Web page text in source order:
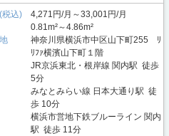
税込)
4,271円/月～33,001円/月
0.81m²～4.86m²
神奈川県横浜市中区山下町255 ﾘ
ﾘﾌｧ横濱山下町１階
JR京浜東北・根岸線 関内駅 徒歩
5分
みなとみらい線 日本大通り駅 徒
歩 10分
横浜市営地下鉄ブルーライン 関内
駅 徒歩 11分